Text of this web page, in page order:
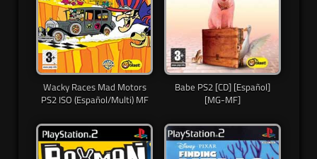
Wacky Races Mad Motors
PS2 ISO (Español/Multi) MF
Babe PS2 [CD] [Español]
[MG-MF]